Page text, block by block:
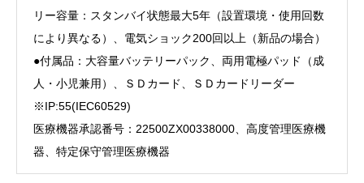
リー容量：スタンバイ状態最大5年（設置環境・使用回数
により異なる）、電気ショック200回以上（新品の場合）
●付属品：大容量バッテリーパック、両用電極パッド（成
人・小児兼用）、ＳＤカード、ＳＤカードリーダー
※IP:55(IEC60529)
医療機器承認番号：22500ZX00338000、高度管理医療機
器、特定保守管理医療機器